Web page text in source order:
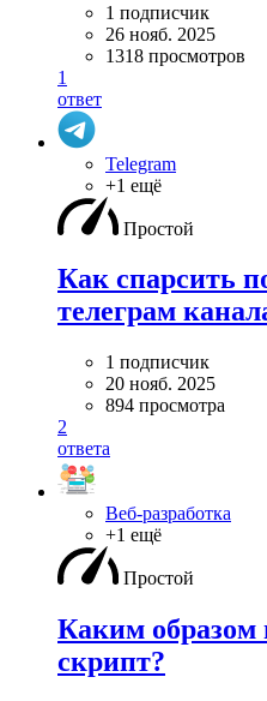
1 подписчик
26 нояб. 2025
1318 просмотров
1
ответ
Telegram
+1 ещё
Простой
Как спарсить
телеграм
1 подписчик
20 нояб. 2025
894 просмотра
2
ответа
Веб-разработка
+1 ещё
Простой
Каким образом
скрипт?